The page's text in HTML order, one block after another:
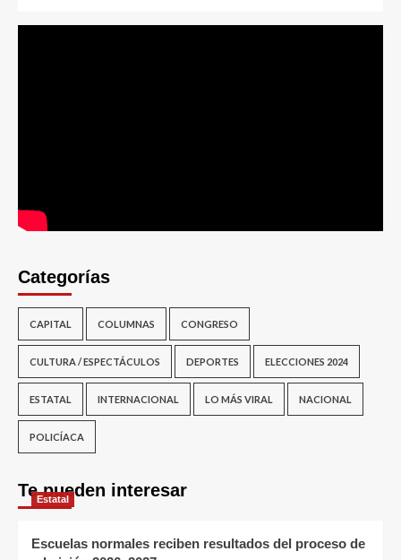
Categorías
CAPITAL COLUMNAS CONGRESO
CULTURA / ESPECTÁCULOS DEPORTES ELECCIONES 2024
ESTATAL INTERNACIONAL LO MÁS VIRAL NACIONAL
POLICÍACA
Te pueden interesar
Estatal
Escuelas normales reciben resultados del proceso de